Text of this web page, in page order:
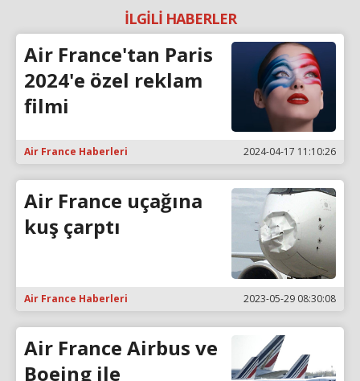
İLGİLİ HABERLER
Air France'tan Paris
2024'e özel reklam
filmi
Air France Haberleri 2024-04-17 11:10:26
Air France uçağına
kuş çarptı
Air France Haberleri 2023-05-29 08:30:08
Air France Airbus ve
Boeing ile